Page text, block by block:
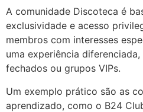
A comunidade Discoteca é
exclusividade e acesso
membros com interesses
uma experiência
fechados ou grupos VIPs.
Um exemplo prático são as
aprendizado, como o B24